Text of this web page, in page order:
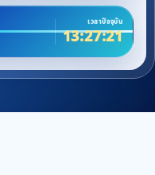
เวลาปัจจุบัน
13:27:25